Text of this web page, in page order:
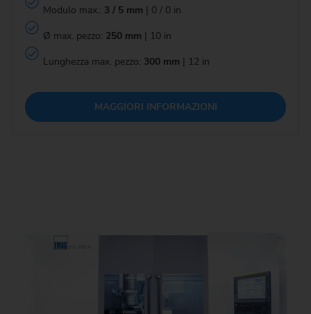
Modulo max.: 3 / 5 mm | 0 / 0 in
Ø max. pezzo: 250 mm | 10 in
Lunghezza max. pezzo: 300 mm | 12 in
MAGGIORI INFORMAZIONI